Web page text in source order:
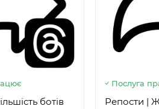
ботів
Послуга
Репости |